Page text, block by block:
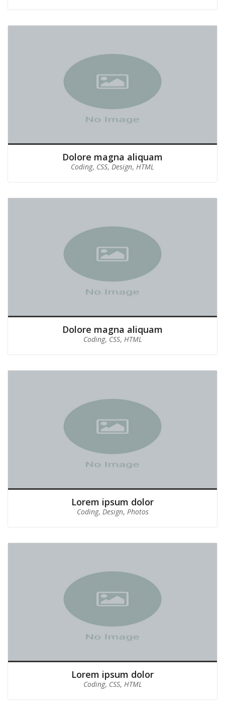
Dolore magna aliquam
Coding, CSS, Design, HTML
Dolore magna aliquam
Coding, CSS, HTML
Lorem ipsum dolor
Coding, Design, Photos
Lorem ipsum dolor
Coding, CSS, HTML